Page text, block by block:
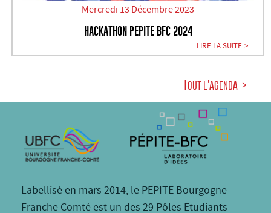
Mercredi 13 Décembre 2023
HACKATHON PEPITE BFC 2024
LIRE LA SUITE
Tout l'agenda
Labellisé en mars 2014, le PEPITE Bourgogne
Franche Comté est un des 29 Pôles Etudiants